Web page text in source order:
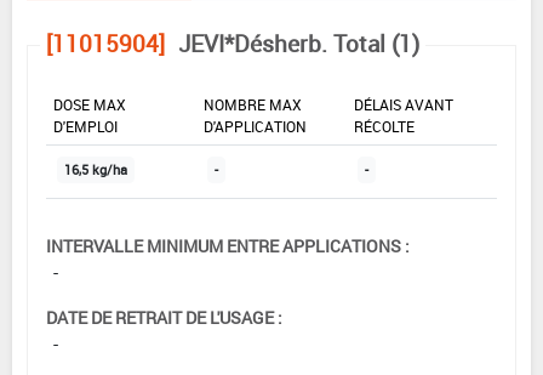
[11015904] JEVI*Désherb. Total (1)
DOSE MAX
D'EMPLOI
NOMBRE MAX
D'APPLICATION
DÉLAIS AVANT
RÉCOLTE
16,5 kg/ha - -
INTERVALLE MINIMUM ENTRE APPLICATIONS :
-
DATE DE RETRAIT DE L'USAGE :
-